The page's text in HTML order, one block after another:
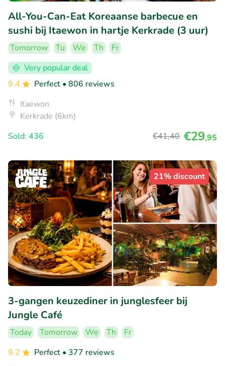
All-You-Can-Eat Koreaanse barbecue en
sushi bij Itaewon in hartje Kerkrade (3 uur)
Tomorrow Tu We Th
Fr
Very popular deal
9.4
Perfect • 806 reviews
Itaewon
Kerkrade (6km)
Sold: 436
€41,40 €29,95
21% discount
3-gangen keuzediner in junglesfeer bij
Jungle Café
Today Tomorrow We Th
Fr
9.2
Perfect • 377 reviews